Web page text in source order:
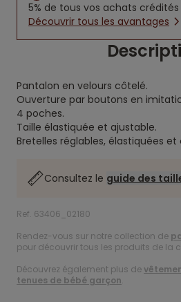
5% de tous vos achats
Découvrir tous les avantages
Pantalon en velours côtelé.
Ouverture par boutons en
4 poches.
Taille élastiquée et ajustable.
Bretelles réglables, élastiquées et
Consultez le guide des
Ref. 63406_02180
Rendez-vous sur notre collection de
pour découvrir tous les produits de la
Découvrez également plus de
tenues de bébé garçon.